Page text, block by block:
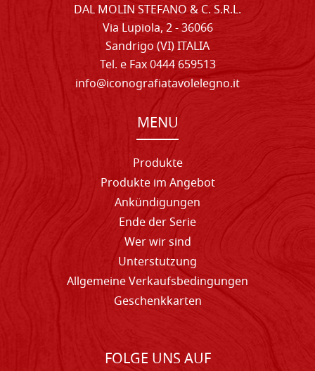
DAL MOLIN STEFANO & C. S.R.L.
Via Lupiola, 2 - 36066
Sandrigo (VI) ITALIA
Tel. e Fax 0444 659513
info@iconografiatavolelegno.it
MENU
Produkte
Produkte im Angebot
Ankündigungen
Ende der Serie
Wer wir sind
Unterstutzung
Allgemeine Verkaufsbedingungen
Geschenkkarten
FOLGE UNS AUF